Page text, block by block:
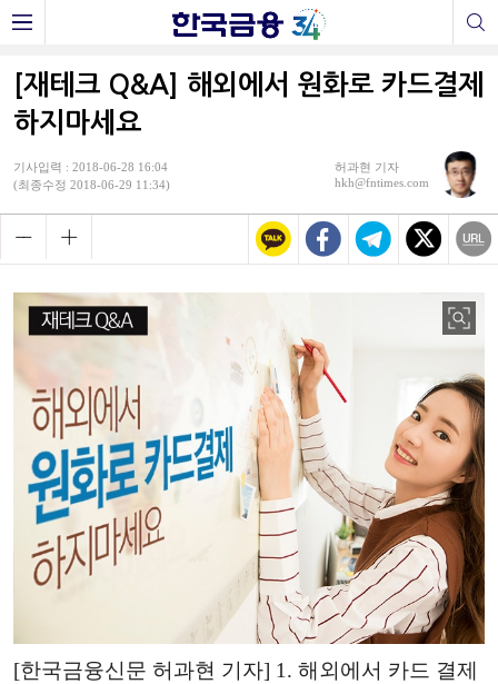
[재테크 Q&A] 해외에서 원화로 카드결제
하지마세요
기사입력 : 2018-06-28 16:04
(최종수정 2018-06-29 11:34)
허과현 기자
hkh@fntimes.com
[한국금융신문 허과현 기자] 1. 해외에서 카드 결제